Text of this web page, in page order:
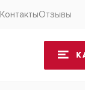
КонтактыОтзывы